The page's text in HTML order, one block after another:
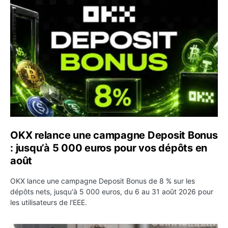
OKX relance une campagne Deposit Bonus : jusqu’à 5
OKX relance une campagne Deposit Bonus
: jusqu’à 5 000 euros pour vos dépôts en
août
OKX lance une campagne Deposit Bonus de 8 % sur les
dépôts nets, jusqu'à 5 000 euros, du 6 au 31 août 2026 pour
les utilisateurs de l'EEE.